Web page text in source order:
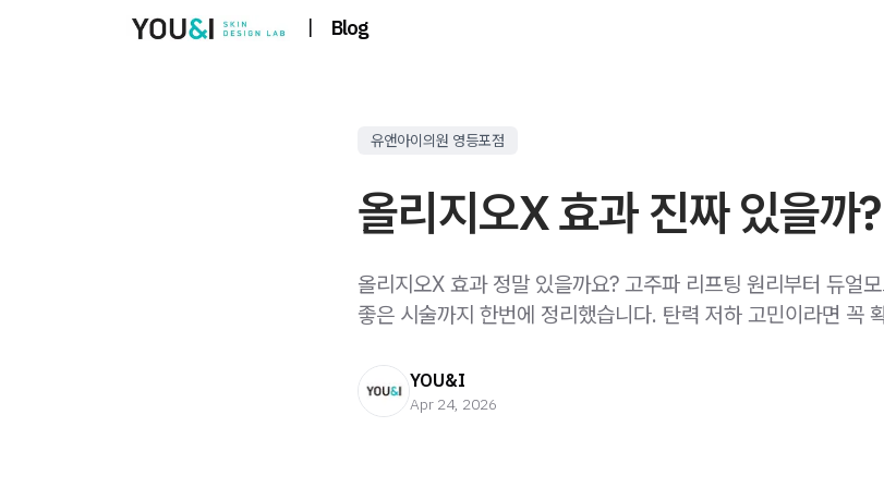
| Blog
유앤아이의원 영등포점
올리지오X 효과 진짜 있을까?
올리지오X 효과 정말 있을까요? 고주파 리프팅 원리부터 듀얼
좋은 시술까지 한번에 정리했습니다. 탄력 저하 고민이라면 꼭
YOU&I
Apr 24, 2026